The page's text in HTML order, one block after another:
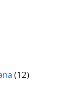
(12)